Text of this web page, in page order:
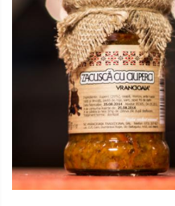
Sirop